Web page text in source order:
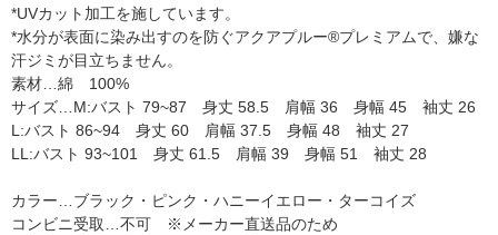
*UVカット加工を施しています。
*水分が表面に染み出すのを防ぐアクアプルー®プレミアムで、嫌な
汗ジミが目立ちません。
素材…綿 100%
サイズ…M:バスト 79~87 身丈 58.5 肩幅 36 身幅 45 袖丈 26
L:バスト 86~94 身丈 60 肩幅 37.5 身幅 48 袖丈 27
LL:バスト 93~101 身丈 61.5 肩幅 39 身幅 51 袖丈 28
カラー…ブラック・ピンク・ハニーイエロー・ターコイズ
コンビニ受取…不可 ※メーカー直送品のため